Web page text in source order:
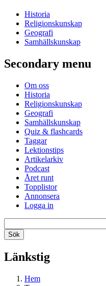
Historia
Religionskunskap
Geografi
Samhällskunskap
Secondary menu
Om oss
Historia
Religionskunskap
Geografi
Samhällskunskap
Quiz & flashcards
Taggar
Lektionstips
Artikelarkiv
Podcast
Året runt
Topplistor
Annonsera
Logga in
Länkstig
Hem